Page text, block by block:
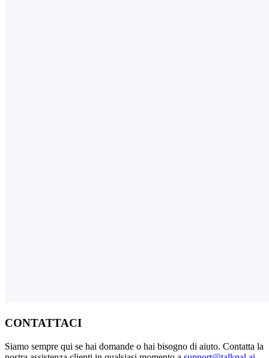
CONTATTACI
Siamo sempre qui se hai domande o hai bisogno di aiuto. Contatta la